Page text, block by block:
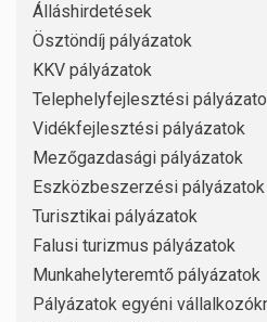
Álláshirdetések
Ösztöndíj pályázatok
KKV pályázatok
Telephelyfejlesztési
Vidékfejlesztési pályázatok
Mezőgazdasági pályázatok
Eszközbeszerzési pályázatok
Turisztikai pályázatok
Falusi turizmus pályázatok
Munkahelyteremtő pályázatok
Pályázatok egyéni